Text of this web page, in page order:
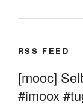
RSS FEED
[mooc]
#imoox